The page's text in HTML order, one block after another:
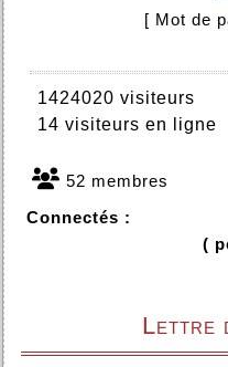
[ Mot de
1424020 visiteurs
14 visiteurs en ligne
52 membres
Connectés :
(
Lettre